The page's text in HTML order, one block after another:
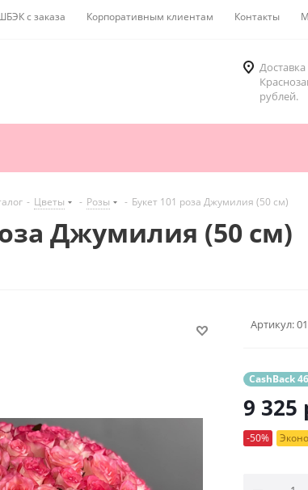
с заказа Корпоративным клиентам Контакты
Доставка
рублей.
- Цветы - Розы - Букет 101 роза Джумилия (50 см)
Джумилия (50 см)
Артикул:
CashBack
9 325
-50%